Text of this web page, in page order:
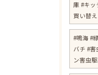
庫 #キッ
買い替
#鳴海 #
バチ #
ン害虫